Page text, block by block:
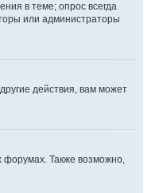
в теме; опрос всегда
или администраторы
действия, вам может
форумах. Также возможно,